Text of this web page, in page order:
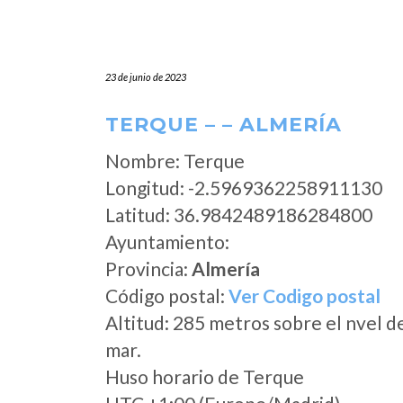
23 de junio de 2023
TERQUE – – ALMERÍA
Nombre: Terque
Longitud: -2.5969362258911130
Latitud: 36.9842489186284800
Ayuntamiento:
Provincia: Almería
Código postal: Ver Codigo postal
Altitud: 285 metros sobre el nvel
mar.
Huso horario de Terque